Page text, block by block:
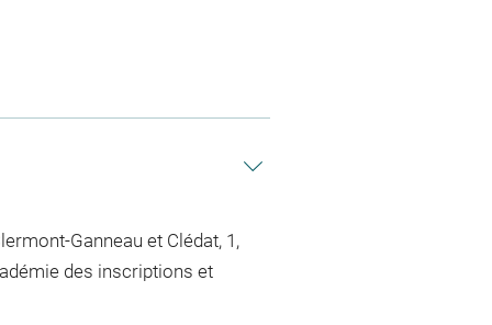
Ganneau et Clédat, 1,
des inscriptions et